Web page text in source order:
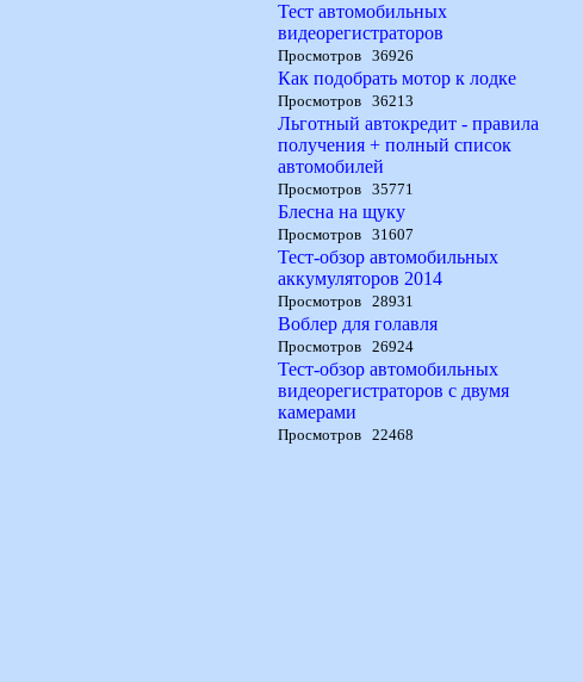
Тест автомобильных
видеорегистраторов
Просмотров 36926
Как подобрать мотор к лодке
Просмотров 36213
Льготный автокредит - правила
получения + полный список
автомобилей
Просмотров 35771
Блесна на щуку
Просмотров 31607
Тест-обзор автомобильных
аккумуляторов 2014
Просмотров 28931
Воблер для голавля
Просмотров 26924
Тест-обзор автомобильных
видеорегистраторов с двумя
камерами
Просмотров 22468